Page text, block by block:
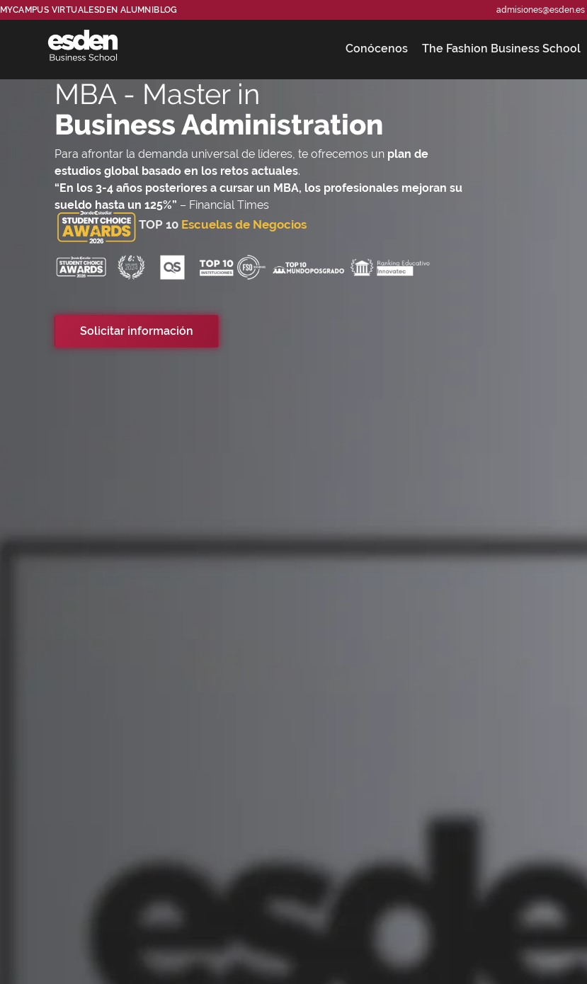
MYCAMPUS VIRTUALESDEN ALUMNI BLOG admisiones@esden.es|
Conócenos The Fashion Business School
MBA - Master in
Business Administration
Para afrontar la demanda universal de líderes, te ofrecemos un plan de
estudios global basado en los retos actuales.
“En los 3-4 años posteriores a cursar un MBA, los profesionales mejoran su
sueldo hasta un 125%” – Financial Times
TOP 10 Escuelas de Negocios
Solicitar información